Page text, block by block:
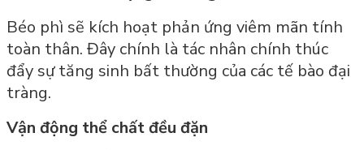
Béo phì sẽ kích hoạt phản ứng viêm mãn tính
toàn thân. Đây chính là tác nhân chính thúc
đẩy sự tăng sinh bất thường của các tế bào đại
tràng.
Vận động thể chất đều đặn